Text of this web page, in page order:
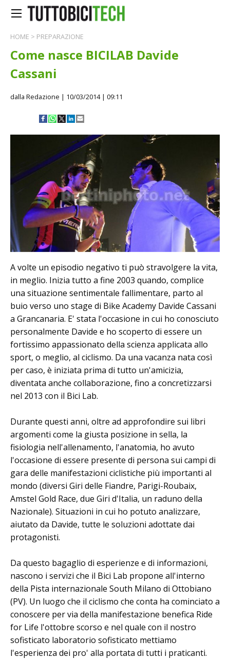
HOME > PREPARAZIONE
Come nasce BICILAB Davide
Cassani
dalla Redazione | 10/03/2014 | 09:11
A volte un episodio negativo ti può stravolgere la vita,
in meglio. Inizia tutto a fine 2003 quando, complice
una situazione sentimentale fallimentare, parto al
buio verso uno stage di Bike Academy Davide Cassani
a Grancanaria. E' stata l'occasione in cui ho conosciuto
personalmente Davide e ho scoperto di essere un
fortissimo appassionato della scienza applicata allo
sport, o meglio, al ciclismo. Da una vacanza nata così
per caso, è iniziata prima di tutto un'amicizia,
diventata anche collaborazione, fino a concretizzarsi
nel 2013 con il Bici Lab.
Durante questi anni, oltre ad approfondire sui libri
argomenti come la giusta posizione in sella, la
fisiologia nell'allenamento, l'anatomia, ho avuto
l'occasione di essere presente di persona sui campi di
gara delle manifestazioni ciclistiche più importanti al
mondo (diversi Giri delle Fiandre, Parigi-Roubaix,
Amstel Gold Race, due Giri d'Italia, un raduno della
Nazionale). Situazioni in cui ho potuto analizzare,
aiutato da Davide, tutte le soluzioni adottate dai
protagonisti.
Da questo bagaglio di esperienze e di informazioni,
nascono i servizi che il Bici Lab propone all'interno
della Pista internazionale South Milano di Ottobiano
(PV). Un luogo che il ciclismo che conta ha cominciato a
conoscere per via della manifestazione benefica Ride
for Life l'ottobre scorso e nel quale con il nostro
sofisticato laboratorio sofisticato mettiamo
l'esperienza dei pro' alla portata di tutti i praticanti.